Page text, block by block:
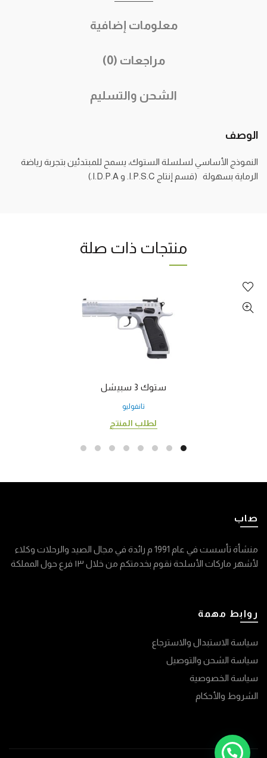
معلومات إضافية
مراجعات (0)
الشحن والتسليم
الوصف
النموذج الأساسي لسلسلة الستوك، يسمح للمبتدئين بتجربة رياضة
الرماية بسهولة (قسم إنتاج I.P.S.C. و I.D.P.A.)
منتجات ذات صلة
ستوك 3 سبيشل
تانفوليو
لطلب المنتج
صاب
منشأة تأسست في عام 1991 م رائدة في مجال الصيد والرحلات وكلاء
لأشهر ماركات الأسلحة نقوم بخدمتكم من خلال ١٣ فرع حول المملكة
روابط مهمة
سياسة الاستبدال والاسترجاع
سياسة الشحن والتوصيل
سياسة الخصوصية
الشروط والأحكام